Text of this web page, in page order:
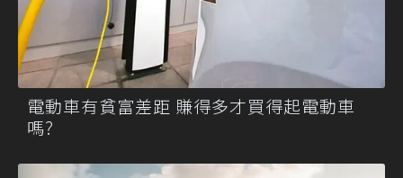
電動車有貧富差距 賺得多才買得起電動車
嗎?